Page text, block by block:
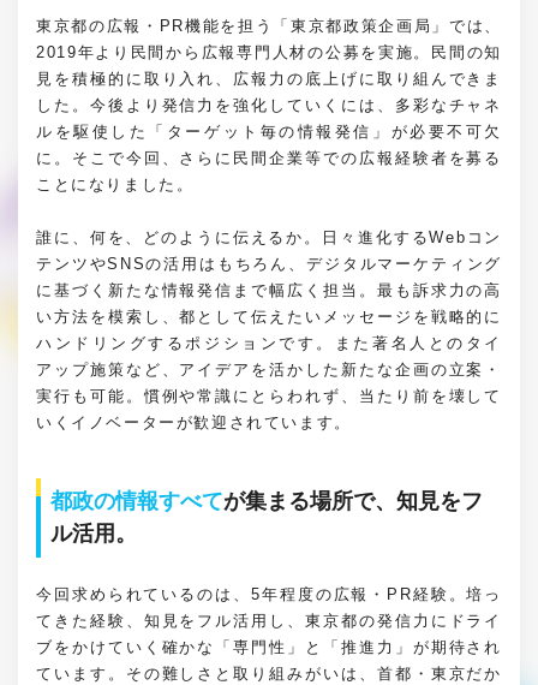
東京都の広報・PR機能を担う「東京都政策企画局」では、
2019年より民間から広報専門人材の公募を実施。民間の知
見を積極的に取り入れ、広報力の底上げに取り組んできま
した。今後より発信力を強化していくには、多彩なチャネ
ルを駆使した「ターゲット毎の情報発信」が必要不可欠
に。そこで今回、さらに民間企業等での広報経験者を募る
ことになりました。
誰に、何を、どのように伝えるか。日々進化するWebコン
テンツやSNSの活用はもちろん、デジタルマーケティング
に基づく新たな情報発信まで幅広く担当。最も訴求力の高
い方法を模索し、都として伝えたいメッセージを戦略的に
ハンドリングするポジションです。また著名人とのタイ
アップ施策など、アイデアを活かした新たな企画の立案・
実行も可能。慣例や常識にとらわれず、当たり前を壊して
いくイノベーターが歓迎されています。
都政の情報すべてが集まる場所で、知見をフ
ル活用。
今回求められているのは、5年程度の広報・PR経験。培っ
てきた経験、知見をフル活用し、東京都の発信力にドライ
ブをかけていく確かな「専門性」と「推進力」が期待され
ています。その難しさと取り組みがいは、首都・東京だか